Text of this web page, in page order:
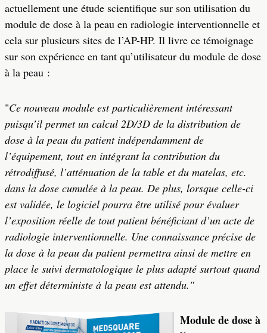
actuellement une étude scientifique sur son utilisation du
module de dose à la peau en radiologie interventionnelle et
cela sur plusieurs sites de l’AP-HP. Il livre ce témoignage
sur son expérience en tant qu’utilisateur du module de dose
à la peau :
"Ce nouveau module est particulièrement intéressant
puisqu’il permet un calcul 2D/3D de la distribution de
dose à la peau du patient indépendamment de
l’équipement, tout en intégrant la contribution du
rétrodiffusé, l’atténuation de la table et du matelas, etc.
dans la dose cumulée à la peau. De plus, lorsque celle-ci
est validée, le logiciel pourra être utilisé pour évaluer
l’exposition réelle de tout patient bénéficiant d’un acte de
radiologie interventionnelle. Une connaissance précise de
la dose à la peau du patient permettra ainsi de mettre en
place le suivi dermatologique le plus adapté surtout quand
un effet déterministe à la peau est attendu."
Module de dose à